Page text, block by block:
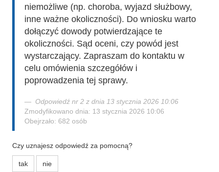
niemożliwe (np. choroba, wyjazd służbowy,
inne ważne okoliczności). Do wniosku warto
dołączyć dowody potwierdzające te
okoliczności. Sąd oceni, czy powód jest
wystarczający. Zapraszam do kontaktu w
celu omówienia szczegółów i
poprowadzenia tej sprawy.
Odpowiedź nr 2 z dnia 13 stycznia 2026 10:06
Zmodyfikowano dnia: 13 stycznia 2026 10:06
Obejrzało: 682 osób
Czy uznajesz odpowiedź za pomocną?
tak nie